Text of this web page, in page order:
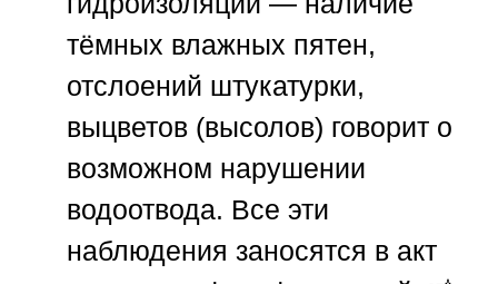
тёмных влажных пятен,
отслоений штукатурки,
выцветов (высолов) говорит о
возможном нарушении
водоотвода. Все эти
наблюдения заносятся в акт